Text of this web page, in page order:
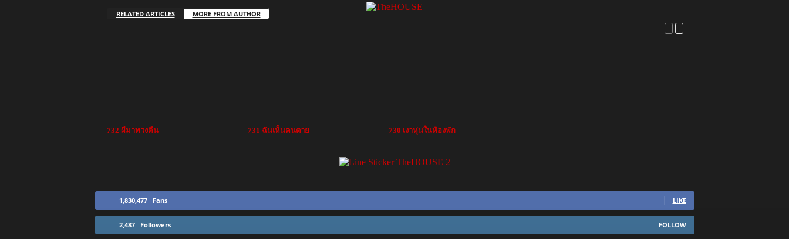
RELATED ARTICLES MORE FROM AUTHOR
732 ผีมาทวงคืน 731 ฉันเห็นคนตาย 730 เงาหุ่นในห้องพัก
1,830,477 Fans LIKE
2,487 Followers FOLLOW